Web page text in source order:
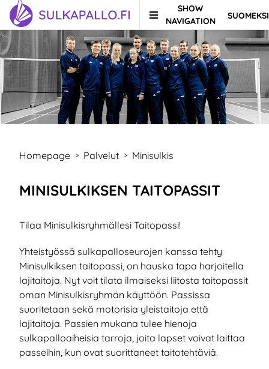
Skip to content
TO HOMEPAGE
SHOW
NAVIGATION
SUOMEKSI
Homepage > Palvelut > Minisulkis
MINISULKIKSEN TAITOPASSIT
Tilaa Minisulkisryhmällesi Taitopassi!
Yhteistyössä sulkapalloseurojen kanssa tehty
Minisulkiksen taitopassi, on hauska tapa harjoitella
lajitaitoja. Nyt voit tilata ilmaiseksi liitosta taitopassit
oman Minisulkisryhmän käyttöön. Passissa
suoritetaan sekä motorisia yleistaitoja että
lajitaitoja. Passien mukana tulee hienoja
sulkapalloaiheisia tarroja, joita lapset voivat laittaa
passeihin, kun ovat suorittaneet taitotehtäviä.